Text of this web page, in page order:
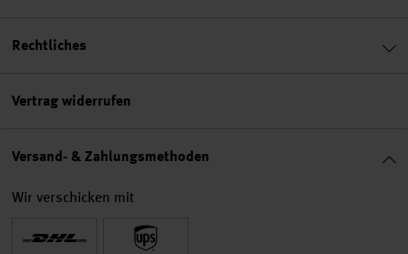
Rechtliches
Vertrag widerrufen
Versand- & Zahlungsmethoden
Wir verschicken mit